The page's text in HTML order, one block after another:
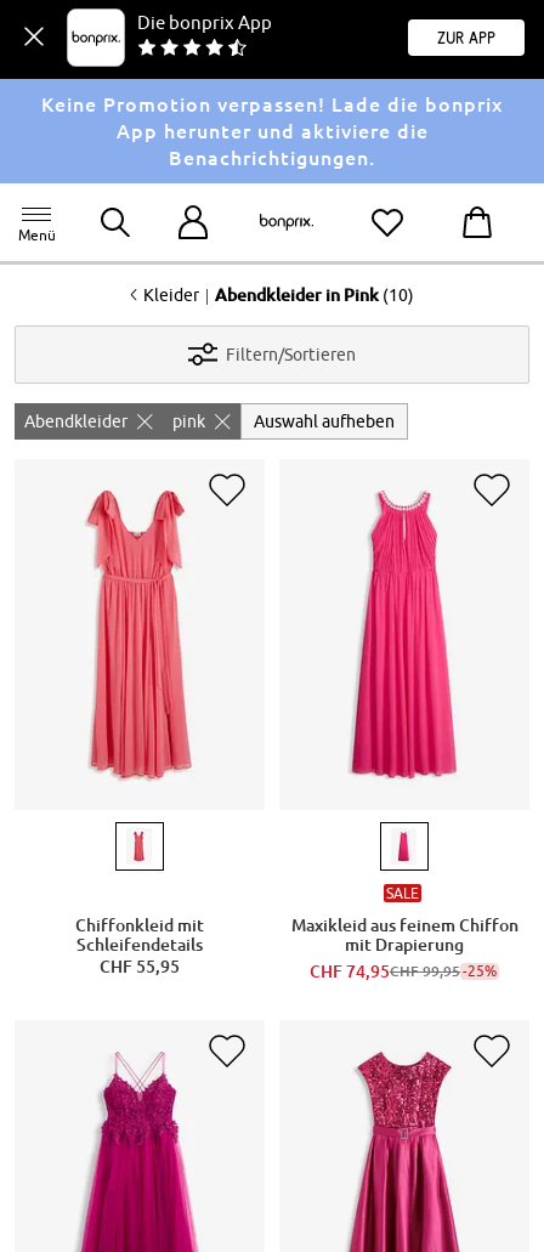
Die bonprix App
Zur App
Keine Promotion verpassen! Lade die bonprix
App herunter und aktiviere die
Benachrichtigungen.
Menü
<Kleider | Abendkleider in Pink (10)
Filtern/Sortieren
Abendkleider pink Auswahl aufheben
Chiffonkleid mit
Schleifendetails
CHF 55,95
SALE
Maxikleid aus feinem Chiffon
mit Drapierung
CHF 74,95CHF 99,95-25%